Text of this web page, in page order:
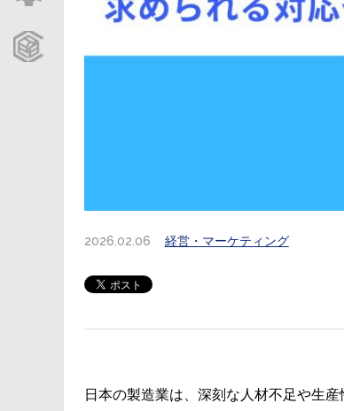
2026.02.06 経営・マーケティング
日本の製造業は、深刻な人材不足や生